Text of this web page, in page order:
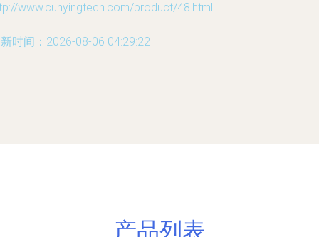
www.cunyingtech.com/product/48.html
时间：2026-08-06 04:29:22
产品列表